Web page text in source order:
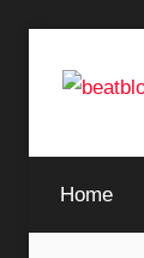
Inhalt
and
the
Home